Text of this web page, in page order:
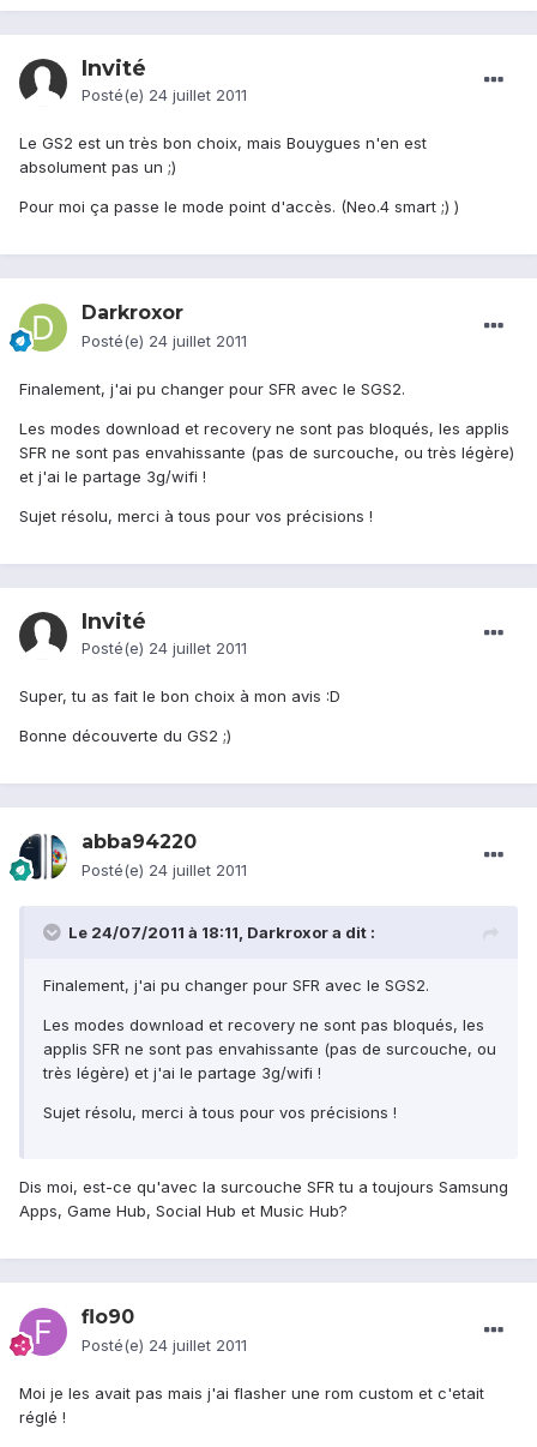
Invité
Posté(e) 24 juillet 2011
Le GS2 est un très bon choix, mais Bouygues n'en est
absolument pas un ;)
Pour moi ça passe le mode point d'accès. (Neo.4 smart ;) )
Darkroxor
Posté(e) 24 juillet 2011
Finalement, j'ai pu changer pour SFR avec le SGS2.
Les modes download et recovery ne sont pas bloqués, les applis
SFR ne sont pas envahissante (pas de surcouche, ou très légère)
et j'ai le partage 3g/wifi !
Sujet résolu, merci à tous pour vos précisions !
Invité
Posté(e) 24 juillet 2011
Super, tu as fait le bon choix à mon avis :D
Bonne découverte du GS2 ;)
abba94220
Posté(e) 24 juillet 2011
Le 24/07/2011 à 18:11, Darkroxor a dit :
Finalement, j'ai pu changer pour SFR avec le SGS2.
Les modes download et recovery ne sont pas bloqués, les
applis SFR ne sont pas envahissante (pas de surcouche, ou
très légère) et j'ai le partage 3g/wifi !
Sujet résolu, merci à tous pour vos précisions !
Dis moi, est-ce qu'avec la surcouche SFR tu a toujours Samsung
Apps, Game Hub, Social Hub et Music Hub?
flo90
Posté(e) 24 juillet 2011
Moi je les avait pas mais j'ai flasher une rom custom et c'etait
réglé !